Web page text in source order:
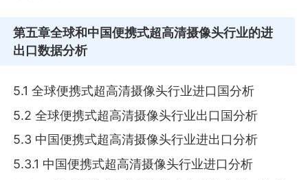
第五章全球和中国便携式超高清摄像头行业的进
出口数据分析
5.1 全球便携式超高清摄像头行业进口国分析
5.2 全球便携式超高清摄像头行业出口国分析
5.3 中国便携式超高清摄像头行业进出口分析
5.3.1 中国便携式超高清摄像头行业进口分析